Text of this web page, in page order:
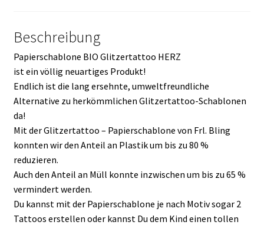
Beschreibung
Papierschablone BIO Glitzertattoo HERZ
ist ein völlig neuartiges Produkt!
Endlich ist die lang ersehnte, umweltfreundliche
Alternative zu herkömmlichen Glitzertattoo-Schablonen
da!
Mit der Glitzertattoo – Papierschablone von Frl. Bling
konnten wir den Anteil an Plastik um bis zu 80 %
reduzieren.
Auch den Anteil an Müll konnte inzwischen um bis zu 65 %
vermindert werden.
Du kannst mit der Papierschablone je nach Motiv sogar 2
Tattoos erstellen oder kannst Du dem Kind einen tollen